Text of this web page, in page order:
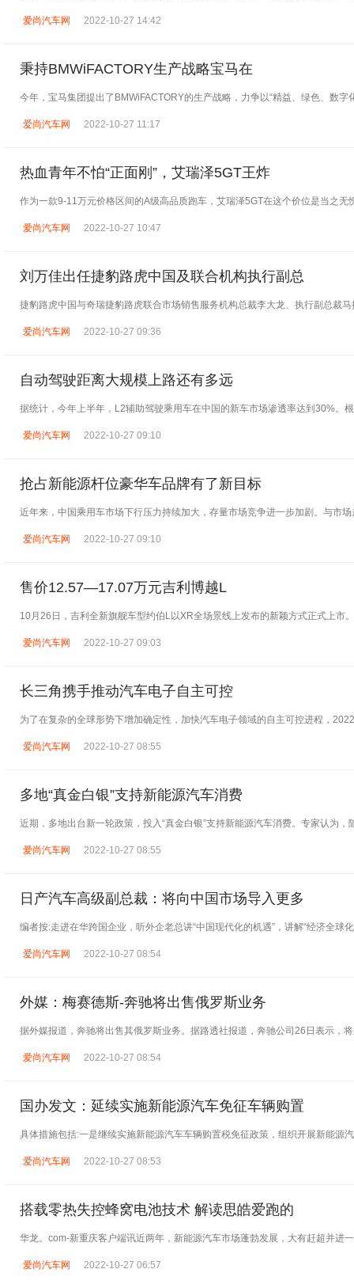
爱尚汽车网 2022-10-27 14:42
秉持BMWiFACTORY生产战略宝马在
今年，宝马集团提出了BMWiFACTORY的生产战略，力争以“精益、绿色、数字
爱尚汽车网 2022-10-27 11:17
热血青年不怕“正面刚”，艾瑞泽5GT王炸
作为一款9-11万元价格区间的A级高品质跑车，艾瑞泽5GT在这个价位是当之无
爱尚汽车网 2022-10-27 10:47
刘万佳出任捷豹路虎中国及联合机构执行副总
捷豹路虎中国与奇瑞捷豹路虎联合市场销售服务机构总裁李大龙、执行副总裁
爱尚汽车网 2022-10-27 09:36
自动驾驶距离大规模上路还有多远
据统计，今年上半年，L2辅助驾驶乘用车在中国的新车市场渗透率达到30%。
爱尚汽车网 2022-10-27 09:10
抢占新能源杆位豪华车品牌有了新目标
近年来，中国乘用车市场下行压力持续加大，存量市场竞争进一步加剧。与市
爱尚汽车网 2022-10-27 09:10
售价12.57—17.07万元吉利博越L
10月26日，吉利全新旗舰车型约伯L以XR全场景线上发布的新颖方式正式上市
爱尚汽车网 2022-10-27 09:03
长三角携手推动汽车电子自主可控
为了在复杂的全球形势下增加确定性，加快汽车电子领域的自主可控进程，
爱尚汽车网 2022-10-27 08:55
多地“真金白银”支持新能源汽车消费
近期，多地出台新一轮政策，投入“真金白银”支持新能源汽车消费。专家认为
爱尚汽车网 2022-10-27 08:55
日产汽车高级副总裁：将向中国市场导入更多
编者按:走进在华跨国企业，听外企老总讲“中国现代化的机遇”，讲解“经济全球
爱尚汽车网 2022-10-27 08:54
外媒：梅赛德斯-奔驰将出售俄罗斯业务
据外媒报道，奔驰将出售其俄罗斯业务。据路透社报道，奔驰公司26日表示，
爱尚汽车网 2022-10-27 08:54
国办发文：延续实施新能源汽车免征车辆购置
具体措施包括:一是继续实施新能源汽车车辆购置税免征政策，组织开展新能源
爱尚汽车网 2022-10-27 08:53
搭载零热失控蜂窝电池技术 解读思皓爱跑的
华龙。com-新重庆客户端讯近两年，新能源汽车市场蓬勃发展，大有赶超并进
爱尚汽车网 2022-10-27 06:57